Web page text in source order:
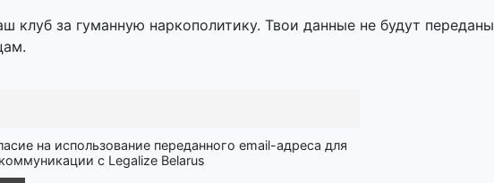
клуб за гуманную наркополитику. Твои данные не будут переданы
на использование переданного email-адреса для
с Legalize Belarus